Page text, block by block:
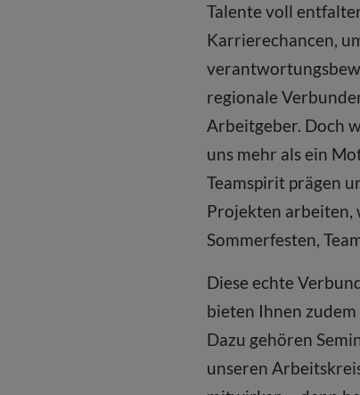
Talente voll
Karrierechancen,
regionale
Arbeitgeber. Doch
uns mehr als ein
Teamspirit prägen
Projekten arbeiten,
Sommerfesten,
Diese echte
bieten Ihnen
Dazu gehören
unseren